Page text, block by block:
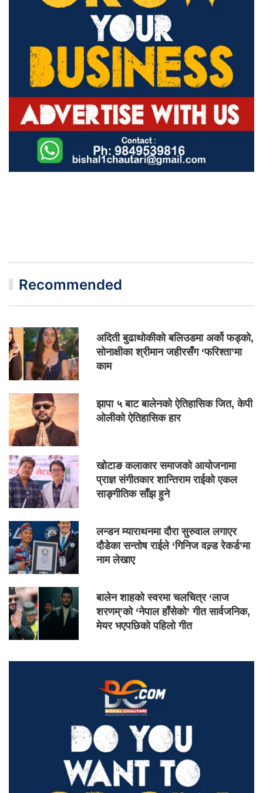
Recommended
अदिती बुढाथोकीको बलिउडमा अर्को फड्को,
सोनाक्षीका श्रीमान जहीरसँग ‘फरिश्ता’मा
काम
झापा ५ बाट बालेनको ऐतिहासिक जित, केपी
ओलीको ऐतिहासिक हार
खोटाङ कलाकार समाजको आयोजनामा
प्राज्ञ संगीतकार शान्तिराम राईको एकल
साङ्गीतिक साँझ हुने
लन्डन म्याराथनमा दौरा सुरुवाल लगाएर
दौडेका सन्तोष राईले ‘गिनिज वल्र्ड रेकर्ड’मा
नाम लेखाए
बालेन शाहको स्वरमा चलचित्र ‘लाज
शरणम्’को ‘नेपाल हाँसेको’ गीत सार्वजनिक,
मेयर भएपछिको पहिलो गीत